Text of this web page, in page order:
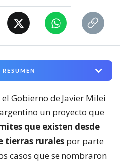
RESUMEN
Gobierno de Javier Milei
un proyecto que
que existen desde
tierras rurales por parte
casos que se nombraron